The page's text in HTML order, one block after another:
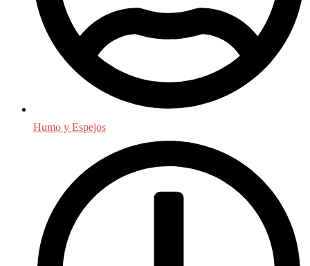
Humo y Espejos